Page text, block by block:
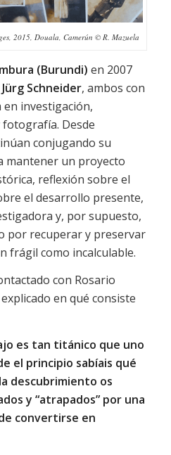
2015, Douala, Camerún © R. Mazuela
(Burundi) en 2007
Schneider, ambos con
investigación,
Desde
conjugando su
mantener un proyecto
reflexión sobre el
el desarrollo presente,
y, por supuesto,
por recuperar y preservar
frágil como incalculable.
con Rosario
en qué consiste
es tan titánico que uno
el principio sabíais qué
descubrimiento os
y “atrapados” por una
convertirse en